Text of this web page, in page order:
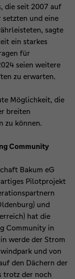
die seit 2007 auf
setzten und eine
sagte
ein starkes
für
seien weitere
zu erwarten.
Möglichkeit, die
breiten
zu können.
Community
Bakum eG
Pilotprojekt
und
hat die
Community in
werde der Strom
und von
den Dächern der
trotz der noch